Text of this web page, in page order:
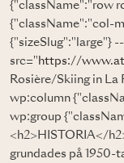
{"className":"row
{"className":"col-
{"sizeSlug":"large"}
src=" https://
Rosière/Skiing in
wp:column
wp:group
<h2>HISTORIA</
grundades på 1950-